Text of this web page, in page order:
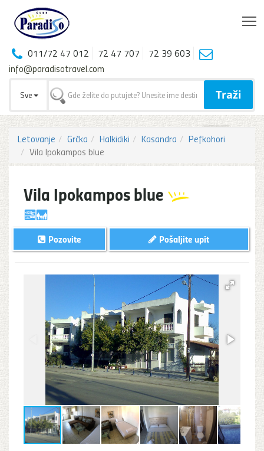
011/72 47 012 72 47 707
72 39 603
info@paradisotravel.com
Sve Traži
Letovanje Grčka Halkidiki Kasandra
Pefkohori
Vila Ipokampos blue
Vila Ipokampos blue
Pošaljite upit
Pozovite